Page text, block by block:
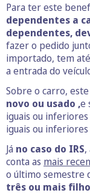
Para ter este
dependentes a
dependentes,
fazer o pedido
importado, tem
a entrada do
Sobre o carro,
novo ou usado ,e
iguais ou inferiores
iguais ou
Já no caso do IRS,
conta as mais
o último semestre
três ou mais